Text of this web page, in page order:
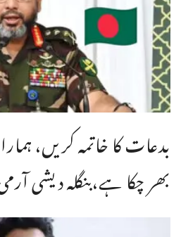
بدعات کا خاتمہ کریں،
بھر چکا ہے،بنگله دیشی